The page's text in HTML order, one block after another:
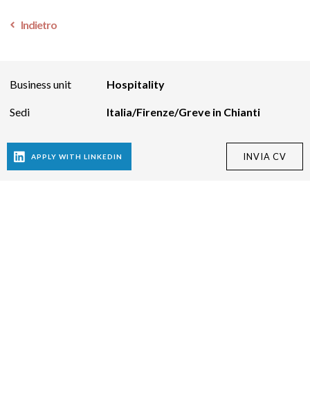
Indietro
Business unit Hospitality
Sedi Italia/Firenze/Greve in Chianti